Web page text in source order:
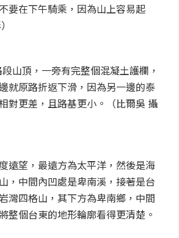
要在下午騎乘，因為山上容易起
山頂，一旁有完整個混凝土護欄，
就原路折返下滑，因為另一邊的泰
對更差，且路基更小。（比爾吳 攝
遠望，最遠方為太平洋，然後是海
，中間內凹處是卑南溪，接著是台
灣四格山，其下方為卑南鄉，中間
整個台東的地形輪廓看得更清楚。